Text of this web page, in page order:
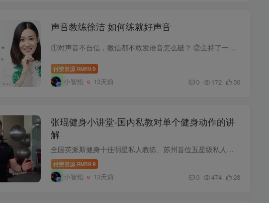
声音教练徐洁 如何练就好声音
①对声音不自信，微信都不敢发语音怎么破？ ②主持了一天的会议，如何还能嗓子不累，声音动听地向上司汇报？ ③想用声音创造出自信感、权威感和气场。 ④想用温暖有魅力的声音与爱人和家人沟通...
付费资源 RMB9.9
小智焰 13天前 0 172 50
张琨健身小讲堂-国内私教对单个健身动作的讲
解
全国英派斯健身十佳明星私人教练、苏州首位五星级私人教练张琨 苏州英派斯健身俱乐部成立于2003年4月,是苏州市区运营时间最长、规模最大的健身俱乐部之一,张琨健身小讲堂每日一练#第一练:丰胸瘦...
付费资源 RMB9.9
小智焰 13天前 0 474 28